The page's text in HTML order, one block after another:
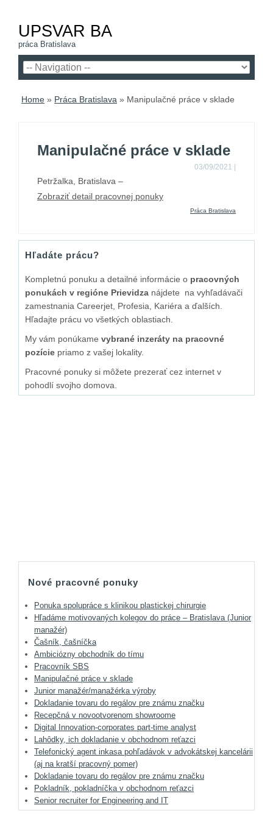
UPSVAR BA
práca Bratislava
Home » Práca Bratislava » Manipulačné práce v sklade
Manipulačné práce v sklade
03/09/2021
Petržalka, Bratislava –
Zobraziť detail pracovnej ponuky
Práca Bratislava
Hľadáte prácu?
Kompletnú ponuku a detailné informácie o pracovných
ponukách v regióne Prievidza nájdete na vyhľadávači
zamestnania Careerjet, Profesia, Kariéra a ďalších.
Hľadajte prácu vo všetkých oblastiach.
My vám ponúkame vybrané inzeráty na pracovné
pozície priamo z vašej lokality.
Pracovné ponuky si môžete prezerať cez internet v
pohodlí svojho domova.
Nové pracovné ponuky
Ponuka spolupráce s klinikou plastickej chirurgie
Hľadáme motivovaných kolegov do práce – Bratislava (Junior
manažér)
Čašník, čašníčka
Ambiciózny obchodník do tímu
Pracovník SBS
Manipulačné práce v sklade
Junior manažér/manažérka výroby
Dokladanie tovaru do regálov pre známu značku
Recepčná v novootvorenom showroome
Digital Innovation-corporates part-time analyst
Lahôdky, ich dokladanie v obchodnom reťazci
Telefonický agent inkasa pohľadávok v advokátskej kancelárii
(aj na kratší pracovný pomer)
Dokladanie tovaru do regálov pre známu značku
Pokladník, pokladníčka v obchodnom reťazci
Senior recruiter for Engineering and IT